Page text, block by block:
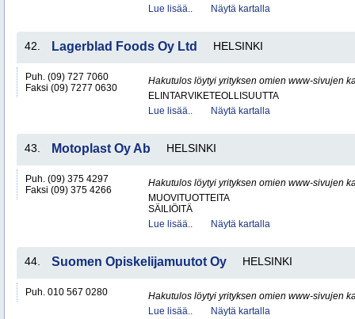
Lue lisää..
Näytä kartalla
42. Lagerblad Foods Oy Ltd HELSINKI
Puh. (09) 727 7060
Faksi (09) 7277 0630
Hakutulos löytyi yrityksen omien www-sivujen
ELINTARVIKETEOLLISUUTTA
Lue lisää..
Näytä kartalla
43. Motoplast Oy Ab HELSINKI
Puh. (09) 375 4297
Faksi (09) 375 4266
Hakutulos löytyi yrityksen omien www-sivujen
MUOVITUOTTEITA
SÄILIÖITÄ
Lue lisää..
Näytä kartalla
44. Suomen Opiskelijamuutot Oy HELSINKI
Puh. 010 567 0280
Hakutulos löytyi yrityksen omien www-sivujen
Lue lisää..
Näytä kartalla